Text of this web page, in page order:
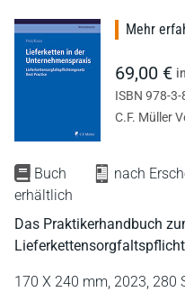
Buch
nach
erhältlich
Das Praktikerhandbuch
170 X 240 mm, 2023, 280
Mehr
69,00 €
ISBN 978-
C.F. Müller